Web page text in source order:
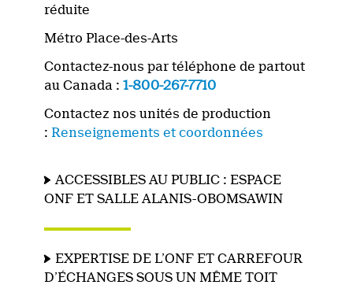
réduite
Métro Place-des-Arts
Contactez-nous par téléphone de partout
au Canada :1-800-267-7710
Contactez nos unités de production
:Renseignements et coordonnées
ACCESSIBLES AU PUBLIC : ESPACE
ONF ET SALLE ALANIS-OBOMSAWIN
EXPERTISE DE L’ONF ET CARREFOUR
D’ÉCHANGES SOUS UN MÊME TOIT